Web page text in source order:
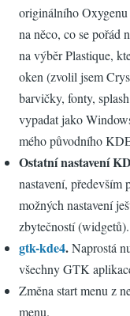
originálního
na něco, co se pořád
na výběr Plastique,
oken (zvolil jsem
barvičky, fonty,
vypadat jako
mého původního
Ostatní nastavení
nastavení, především
možných nastavení
zbytečností (widgetů).
gtk-kde4.Naprostá
všechny GTK
Změna start menu z
menu.